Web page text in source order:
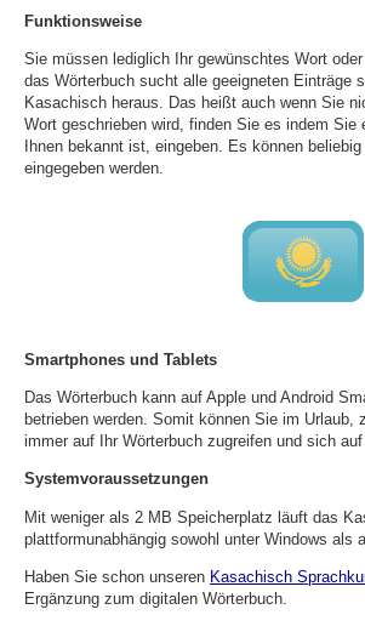
Funktionsweise
Sie müssen lediglich Ihr gewünschtes Wort
das Wörterbuch sucht alle geeigneten Einträge
Kasachisch heraus. Das heißt auch wenn Sie
Wort geschrieben wird, finden Sie es indem Sie
Ihnen bekannt ist, eingeben. Es können
eingegeben werden.
Smartphones und Tablets
Das Wörterbuch kann auf Apple und Android
betrieben werden. Somit können Sie im Urlaub,
immer auf Ihr Wörterbuch zugreifen und sich
Systemvoraussetzungen
Mit weniger als 2 MB Speicherplatz läuft das
plattformunabhängig sowohl unter Windows als
Haben Sie schon unseren Kasachisch
Ergänzung zum digitalen Wörterbuch.